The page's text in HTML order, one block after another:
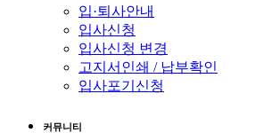
입·퇴사안내
입사신청
입사신청 변경
고지서인쇄 / 납부확인
입사포기신청
커뮤니티